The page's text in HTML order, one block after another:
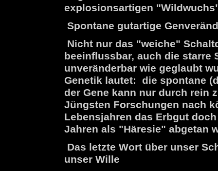
explosionsartigen
Spontane gutartige
Nicht nur das "weiche"
beeinflussbar, auch die starre
unveränderbar wie geglaubt
Genetik lautet: die spontane
der Gene kann nur durch
Jüngsten Forschungen nach
Lebensjahren das Erbgut
Jahren als "Häresie" abgetan
Das letzte Wort über unser
unser Wille